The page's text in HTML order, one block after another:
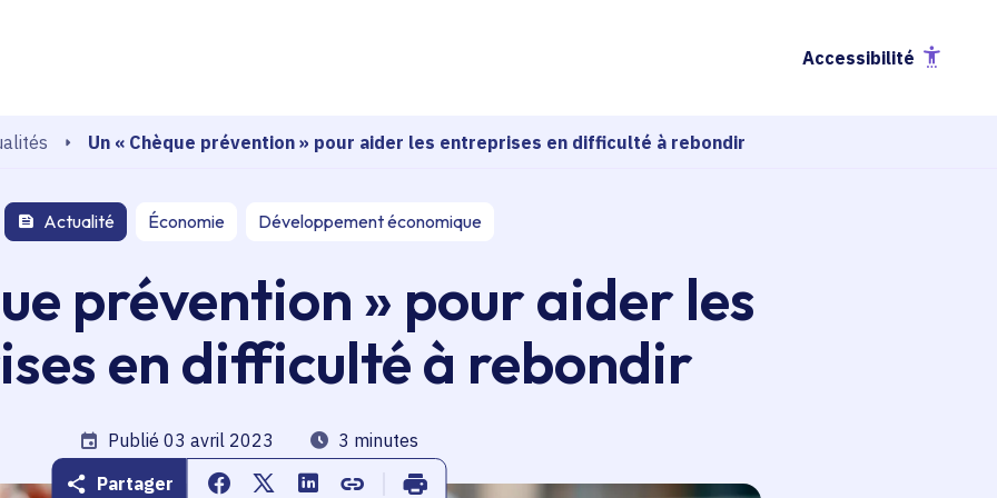
Accessibilité
Un « Chèque prévention » pour aider les entreprises en difficulté à rebondir
Actualité Économie Développement économique
prévention » pour aider les
en difficulté à rebondir
Partager Partager sur Facebook
Partager sur Twitter
Partager sur Linkedin
Copier dans le presse-papier
Imprimer
Date de publication
Publié 03 avril 2023 Temps de lecture
3 minutes